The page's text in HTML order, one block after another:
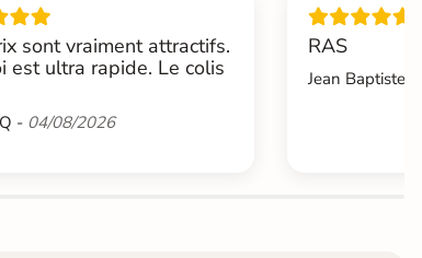
sont vraiment attractifs.
est ultra rapide. Le colis
- 04/08/2026
RAS
Jean